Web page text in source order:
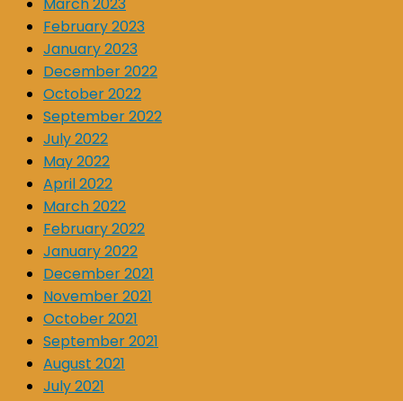
February 2023
January 2023
December 2022
October 2022
September 2022
July 2022
May 2022
April 2022
March 2022
February 2022
January 2022
December 2021
November 2021
October 2021
September 2021
August 2021
July 2021